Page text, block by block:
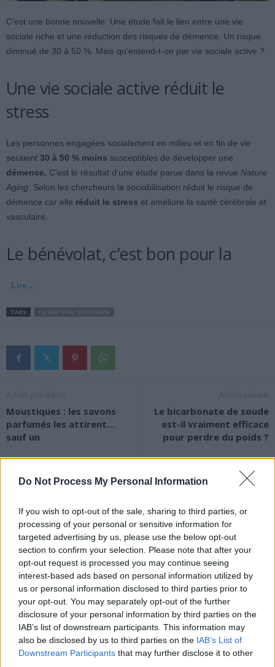
Do Not Process My Personal Information
If you wish to opt-out of the sale, sharing to third parties, or
processing of your personal or sensitive information for
targeted advertising by us, please use the below opt-out
section to confirm your selection. Please note that after your
opt-out request is processed you may continue seeing
interest-based ads based on personal information utilized by
us or personal information disclosed to third parties prior to
your opt-out. You may separately opt-out of the further
disclosure of your personal information by third parties on the
IAB’s list of downstream participants. This information may
also be disclosed by us to third parties on the IAB’s List of
Downstream Participants that may further disclose it to other
C’est une bonne nouvelle. Une étude fait le lien entre une vie
sociale riche et une réduction des risques de démence. Un risque
diminué de 30 à 50 %. Mais qu’entend-t-on par vie sociale active ?
Une vie sociale active réduit le
stress
Les personnes engagées socialement en milieu et en fin de vie
seraient 30 à 50 % moins susceptibles de développer une
démence. C’est le résultat d’une étude parue dans la revue Nature
Aging. Selon les chercheurs la sociabilisation réduit le risque de
démence car elle réduit le stress et améliore la santé cérébrale et
vasculaire.
Le bénévolat, c’est bon pour la
Lire…
TAGS
Moustiques : les savons
parfumés les attirent…
sauf un
Le bicarbonate de soude
est-il vraiment efficace
pour perdre du poids ?
News Santé
https://news-sante.fr
ARTICLES CONNEXES PLUS DE L'AUTEUR